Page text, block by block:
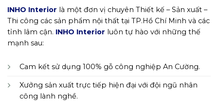
INHO Interior là một đơn vị chuyên Thiết kế – Sản xuất –
Thi công các sản phẩm nội thất tại TP.Hồ Chí Minh và các
tỉnh lâm cận. INHO Interior luôn tự hào với những thế
mạnh sau:
Cam kết sử dụng 100% gỗ công nghiệp An Cường.
Xưởng sản xuất trực tiếp hiện đại với đội ngũ nhân
công lành nghề.